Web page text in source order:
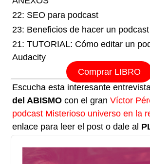
22: SEO para podcast
23: Beneficios de hacer un
21: TUTORIAL: Cómo editar un
Audacity
Comprar LIBRO
Escucha esta interesante
del ABISMO con el granVíctor
podcast Misterioso universo en la
enlace para leer el post o dale al
Audio
Player